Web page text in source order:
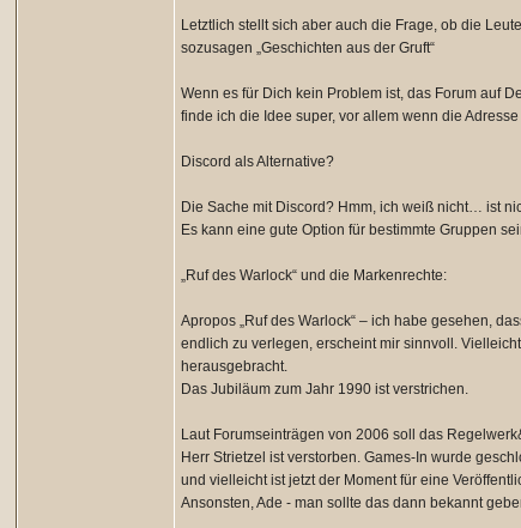
Letztlich stellt sich aber auch die Frage, ob die
sozusagen „Geschichten aus der Gruft“
Wenn es für Dich kein Problem ist, das Forum auf
finde ich die Idee super, vor allem wenn die
Discord als Alternative?
Die Sache mit Discord? Hmm, ich weiß nicht… ist
Es kann eine gute Option für bestimmte Gruppen
„Ruf des Warlock“ und die Markenrechte:
Apropos „Ruf des Warlock“ – ich habe gesehen,
endlich zu verlegen, erscheint mir sinnvoll.
herausgebracht.
Das Jubiläum zum Jahr 1990 ist verstrichen.
Laut Forumseinträgen von 2006 soll das
Herr Strietzel ist verstorben. Games-In wurde
und vielleicht ist jetzt der Moment für eine
Ansonsten, Ade - man sollte das dann bekannt